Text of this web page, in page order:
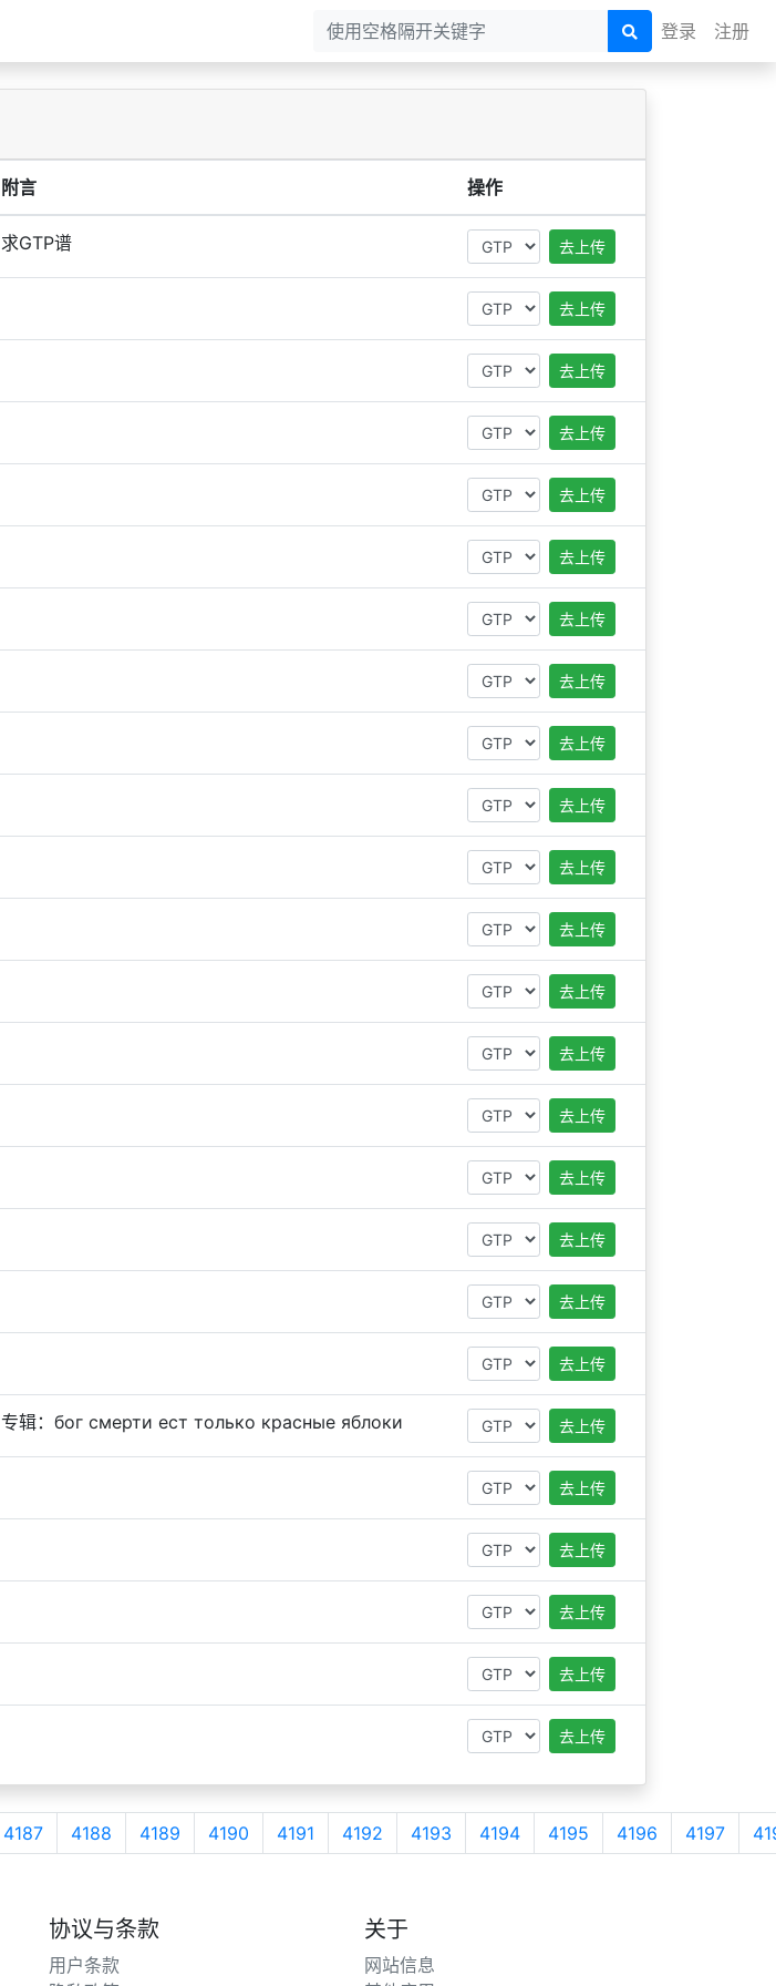
登录 注册
附言 操作
求GTP谱 去上传
去上传
去上传
去上传
去上传
去上传
去上传
去上传
去上传
去上传
去上传
去上传
去上传
去上传
去上传
去上传
去上传
去上传
去上传
专辑：бог смерти ест только красные яблоки 去上传
去上传
去上传
去上传
去上传
去上传
4187 4188 4189 4190 4191 4192 4193 4194 4195 4196 4197
协议与条款
用户条款
关于
网站信息